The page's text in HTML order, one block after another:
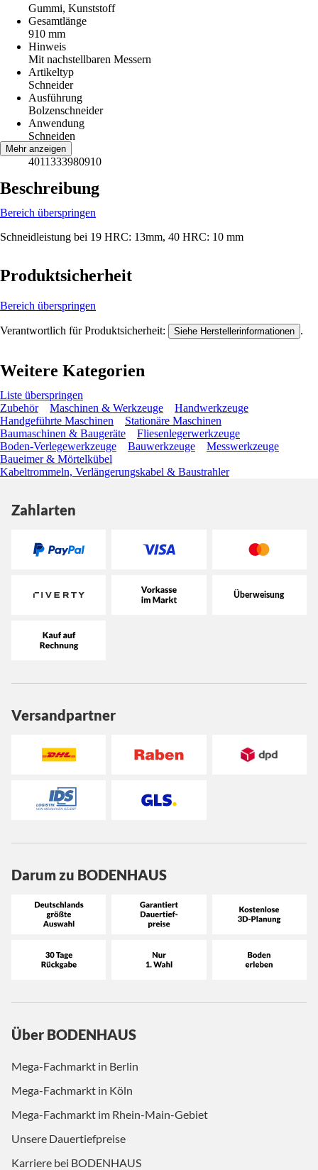
Gummi, Kunststoff
Gesamtlänge
910 mm
Hinweis
Mit nachstellbaren Messern
Artikeltyp
Schneider
Ausführung
Bolzenschneider
Anwendung
Schneiden
EAN
4011333980910
Mehr anzeigen
Beschreibung
Bereich überspringen
Schneidleistung bei 19 HRC: 13mm, 40 HRC: 10 mm
Produktsicherheit
Bereich überspringen
Verantwortlich für Produktsicherheit: Siehe Herstellerinformationen .
Weitere Kategorien
Liste überspringen
Zubehör
Maschinen & Werkzeuge
Handwerkzeuge
Handgeführte Maschinen
Stationäre Maschinen
Baumaschinen & Baugeräte
Fliesenlegerwerkzeuge
Boden-Verlegewerkzeuge
Bauwerkzeuge
Messwerkzeuge
Baueimer & Mörtelkübel
Kabeltrommeln, Verlängerungskabel & Baustrahler
Zahlarten
Versandpartner
Darum zu BODENHAUS
Über BODENHAUS
Mega-Fachmarkt in Berlin
Mega-Fachmarkt in Köln
Mega-Fachmarkt im Rhein-Main-Gebiet
Unsere Dauertiefpreise
Karriere bei BODENHAUS